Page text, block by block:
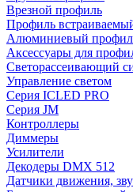
Врезной профиль
Профиль
Алюминиевый
Аксессуары для
Светорассеивающий
Управление светом
Серия ICLED PRO
Серия JM
Контроллеры
Диммеры
Усилители
Декодеры DMX 512
Датчики движения,